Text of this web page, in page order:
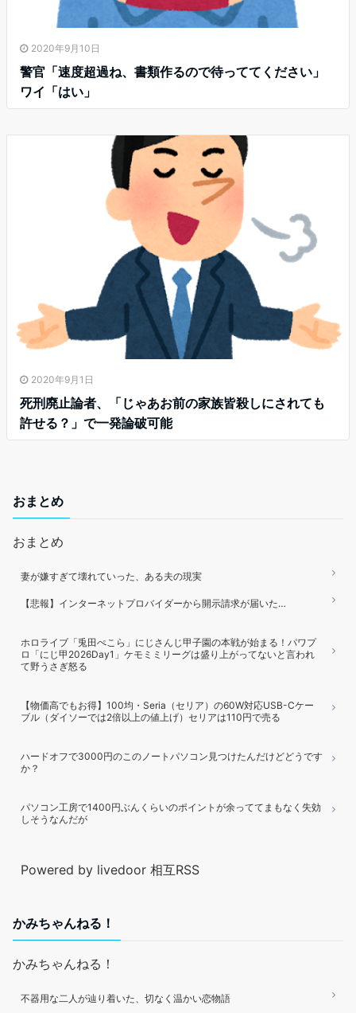
2020年9月10日
警官「速度超過ね、書類作るので待っててください」
ワイ「はい」
2020年9月1日
死刑廃止論者、「じゃあお前の家族皆殺しにされても
許せる？」で一発論破可能
おまとめ
おまとめ
妻が嫌すぎて壊れていった、ある夫の現実
【悲報】インターネットプロバイダーから開示請求が届いた…
ホロライブ「兎田ぺこら」にじさんじ甲子園の本戦が始まる！パワプ
ロ「にじ甲2026Day1」ケモミミリーグは盛り上がってないと言われ
て野うさぎ怒る
【物価高でもお得】100均・Seria（セリア）の60W対応USB-Cケー
ブル（ダイソーでは2倍以上の値上げ）セリアは110円で売る
ハードオフで3000円のこのノートパソコン見つけたんだけどどうです
か？
パソコン工房で1400円ぶんくらいのポイントが余っててまもなく失効
しそうなんだが
Powered by livedoor 相互RSS
かみちゃんねる！
かみちゃんねる！
不器用な二人が辿り着いた、切なく温かい恋物語